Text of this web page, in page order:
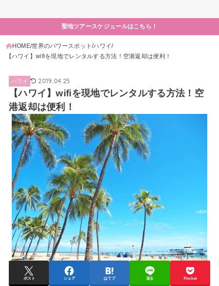
聖地ツアースケジュールはこちら！
HOME 世界のパワースポット ハワイ
【ハワイ】wifiを現地でレンタルする方法！空港返却は便利！
ハワイ 2019.04.25
【ハワイ】wifiを現地でレンタルする方法！空
港返却は便利！
ポスト シェア はてブ 送る Pocket